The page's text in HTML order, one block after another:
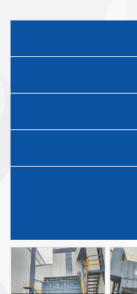
经过多年的发展
经济技术指
公司始终坚持“诚
守“以优良的产品奉献
诺，不断推进技术进步
户竭